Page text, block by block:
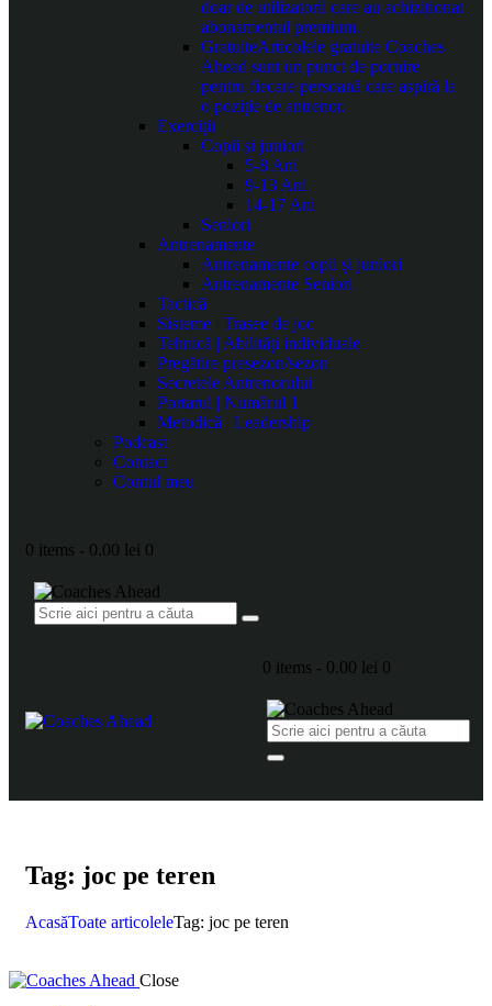
doar de utilizatorii care au achiziționat
abonamentul premium.
GratuiteArticolele gratuite Coaches
Ahead sunt un punct de pornire
pentru fiecare persoană care aspiră la
o poziție de antrenor.
Exerciții
Copii și juniori
5-8 Ani
9-13 Ani
14-17 Ani
Seniori
Antrenamente
Antrenamente copii și juniori
Antrenamente Seniori
Tactică
Sisteme | Trasee de joc
Tehnică | Abilități individuale
Pregătire presezon/sezon
Secretele Antrenorului
Portarul | Numărul 1
Metodică | Leadership
Podcast
Contact
Contul meu
0 items - 0.00 lei 0
0 items - 0.00 lei 0
Tag: joc pe teren
AcasăToate articoleleTag: joc pe teren
Close